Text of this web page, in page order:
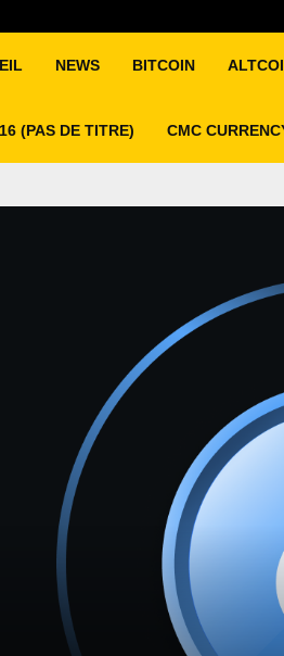
NEWS BITCOIN
(PAS DE TITRE) CMC